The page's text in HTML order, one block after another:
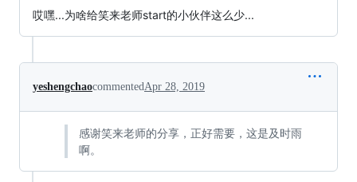
哎嘿...为啥给笑来老师start的小伙伴这么少...
yeshengchaocommentedApr 28, 2019
感谢笑来老师的分享，正好需要，这是及时雨
啊。